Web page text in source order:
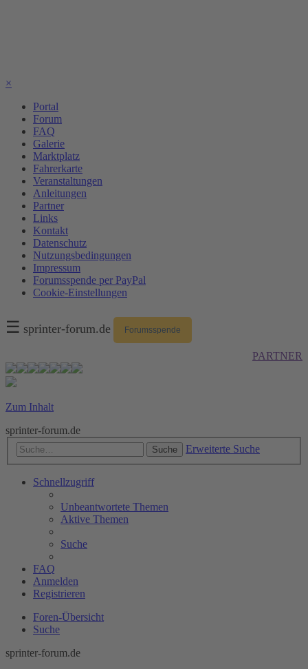
×
Portal
Forum
FAQ
Galerie
Marktplatz
Fahrerkarte
Veranstaltungen
Anleitungen
Partner
Links
Kontakt
Datenschutz
Nutzungsbedingungen
Impressum
Forumsspende per PayPal
Cookie-Einstellungen
☰ sprinter-forum.de Forumsspende
PARTNER
Zum Inhalt
sprinter-forum.de
Suche Erweiterte Suche
Schnellzugriff
Unbeantwortete Themen
Aktive Themen
Suche
FAQ
Anmelden
Registrieren
Foren-Übersicht
Suche
sprinter-forum.de